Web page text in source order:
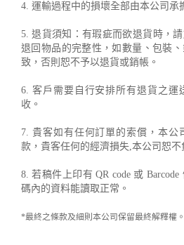
4. 運輸過程中的損壞全部由本公司承
5. 退貨須知：有瑕疵而欲退貨時，
退回物品的完整性，如數量、包裝
致，否則恕不予以退貨或銷帳。
6. 客戶需要自行安排所有退貨之運
收。
7. 貴客如有任何訂單的索償，本公
款，貴客任何的經濟損失,本公司恕不
8. 若稿件上印有 QR code 或
碼內的資料能讀取正常。
*最終之條款及細則本公司保留最終解釋權。